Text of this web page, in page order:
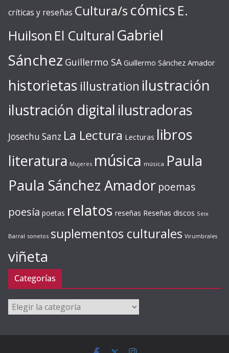
críticas y reseñas Cultura/s cómics E.
Huilson El Cultural Gabriel
Sánchez Guillermo SA Guillermo Sánchez Amador
historietas illustration ilustración
ilustración digital ilustradoras
Josechu Sanz La Lectura Lecturas libros
literatura Mujeres música música Paula
Paula Sánchez Amador poemas
poesía poetas relatos reseñas Reseñas discos Seix
Barral sonetos suplementos culturales Virumbrales
viñeta
Categorías
Categorías